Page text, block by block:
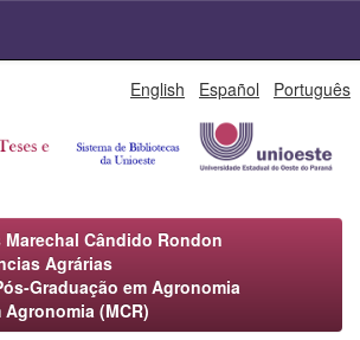
English Español Português
Marechal Cândido Rondon
Agrárias
Graduação em Agronomia
(MCR)